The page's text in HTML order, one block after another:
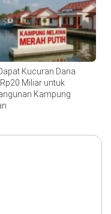
Kucuran Dana
Miliar untuk
Kampung